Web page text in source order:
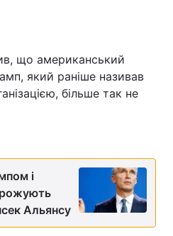
що американський
який раніше називав
більше так не
і
Альянсу